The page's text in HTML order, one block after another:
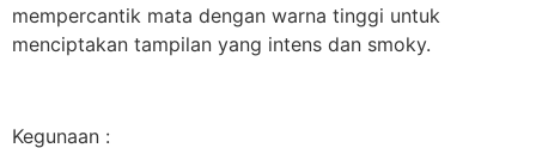
mempercantik mata dengan warna tinggi untuk
menciptakan tampilan yang intens dan smoky.
Kegunaan :